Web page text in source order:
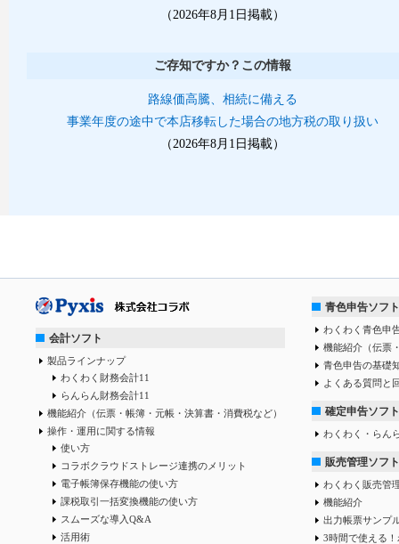
（2026年8月1日掲載）
ご存知ですか？この情報
路線価高騰、相続に備える
事業年度の途中で本店移転した場合の地方税の取り扱い
（2026年8月1日掲載）
会計ソフト
製品ラインナップ
わくわく財務会計11
らんらん財務会計11
機能紹介（伝票・帳簿・元帳・決算書・消費税など）
操作・運用に関する情報
使い方
コラボクラウドストレージ連携のメリット
電子帳簿保存機能の使い方
課税取引一括変換機能の使い方
スムーズな導入Q&A
活用術
青色申告ソフト
わくわく青色申
機能紹介（伝票
青色申告の基礎
よくある質問と
確定申告ソフト
わくわく・らん
販売管理ソフト
わくわく販売管
機能紹介
出力帳票サンプ
3時間で使える